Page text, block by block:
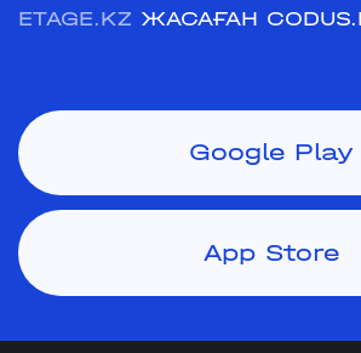
ETAGE.KZ ЖАСАҒАН
Google Play
App Store